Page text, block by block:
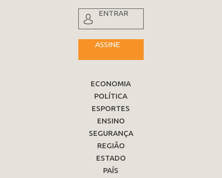
ENTRAR
ASSINE
ECONOMIA
POLÍTICA
ESPORTES
ENSINO
SEGURANÇA
REGIÃO
ESTADO
PAÍS